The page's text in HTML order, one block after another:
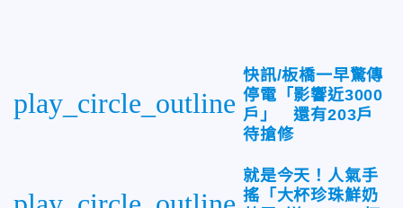
play_circle_outline
快訊/板橋一早驚傳
停電「影響近3000
戶」 還有203戶
待搶修
就是今天！人氣手
搖「大杯珍珠鮮奶